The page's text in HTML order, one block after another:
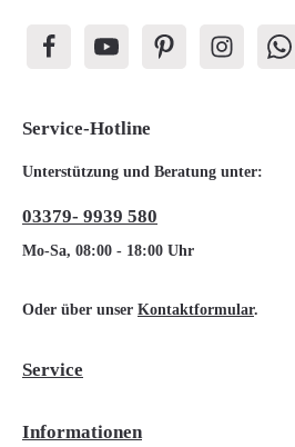
Service-Hotline
Unterstützung und Beratung unter:
03379- 9939 580
Mo-Sa, 08:00 - 18:00 Uhr
Oder über unser Kontaktformular.
Service
Informationen